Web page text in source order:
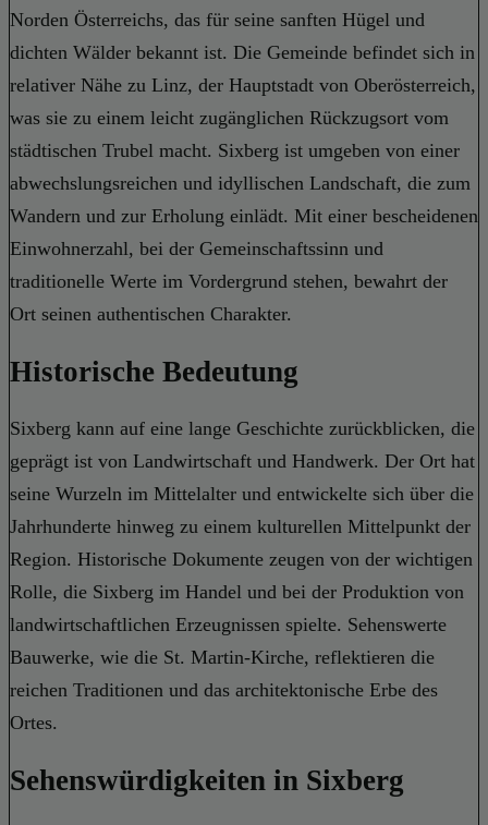
Norden Österreichs, das für seine sanften Hügel und
dichten Wälder bekannt ist. Die Gemeinde befindet sich in
relativer Nähe zu Linz, der Hauptstadt von Oberösterreich,
was sie zu einem leicht zugänglichen Rückzugsort vom
städtischen Trubel macht. Sixberg ist umgeben von einer
abwechslungsreichen und idyllischen Landschaft, die zum
Wandern und zur Erholung einlädt. Mit einer bescheidenen
Einwohnerzahl, bei der Gemeinschaftssinn und
traditionelle Werte im Vordergrund stehen, bewahrt der
Ort seinen authentischen Charakter.
Historische Bedeutung
Sixberg kann auf eine lange Geschichte zurückblicken, die
geprägt ist von Landwirtschaft und Handwerk. Der Ort hat
seine Wurzeln im Mittelalter und entwickelte sich über die
Jahrhunderte hinweg zu einem kulturellen Mittelpunkt der
Region. Historische Dokumente zeugen von der wichtigen
Rolle, die Sixberg im Handel und bei der Produktion von
landwirtschaftlichen Erzeugnissen spielte. Sehenswerte
Bauwerke, wie die St. Martin-Kirche, reflektieren die
reichen Traditionen und das architektonische Erbe des
Ortes.
Sehenswürdigkeiten in Sixberg